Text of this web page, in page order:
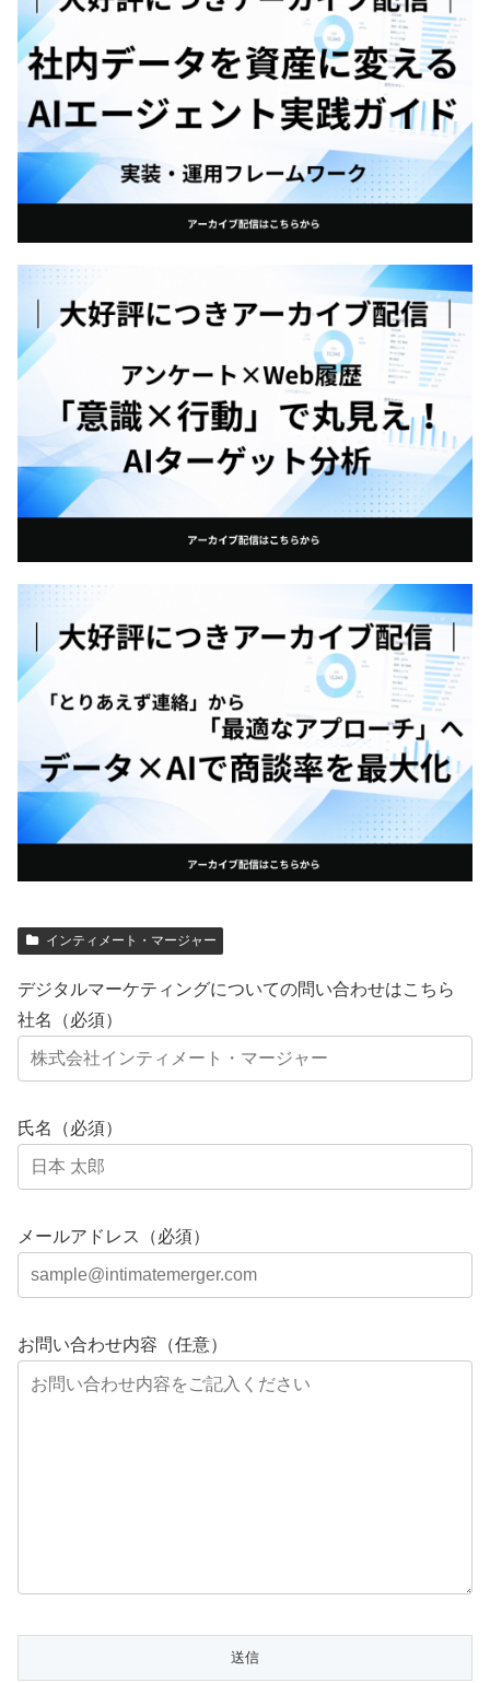
インティメート・マージャー
デジタルマーケティングについての問い合わせはこちら
社名（必須）
氏名（必須）
メールアドレス（必須）
お問い合わせ内容（任意）